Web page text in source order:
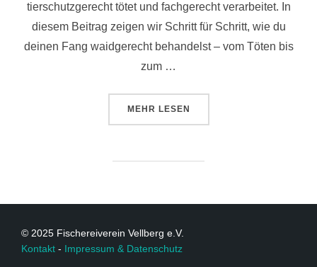
tierschutzgerecht tötet und fachgerecht verarbeitet. In
diesem Beitrag zeigen wir Schritt für Schritt, wie du
deinen Fang waidgerecht behandelst – vom Töten bis
zum …
MEHR LESEN
© 2025 Fischereiverein Vellberg e.V.
Kontakt - Impressum & Datenschutz